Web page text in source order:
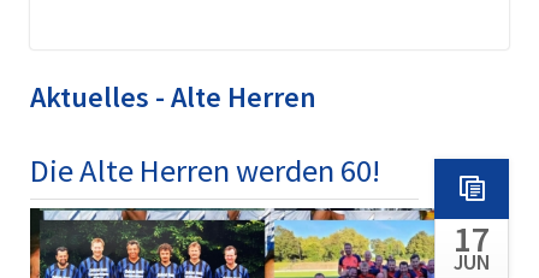
Aktuelles - Alte Herren
Die Alte Herren werden 60!
17
JUN